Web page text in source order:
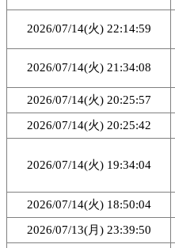
2026/07/14(火) 22:14:59
2026/07/14(火) 21:34:08
2026/07/14(火) 20:25:57
2026/07/14(火) 20:25:42
2026/07/14(火) 19:34:04
2026/07/14(火) 18:50:04
2026/07/13(月) 23:39:50